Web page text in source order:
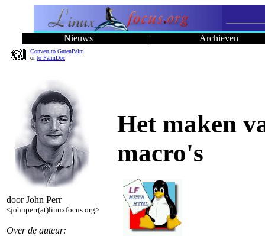
Nieuws | Archieven
Convert to GutenPalm
orto PalmDoc
door John Perr
<johnperr(at)linuxfocus.org>
Over de auteur:
Het maken
macro's